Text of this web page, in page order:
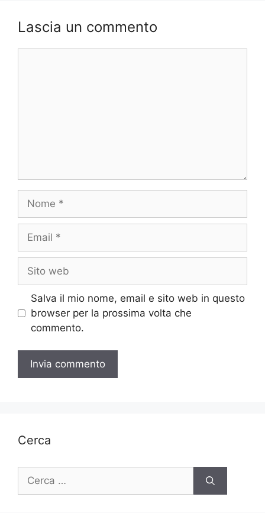
Lascia un commento
web
Salva il mio nome, email e sito web in questo
browser per la prossima volta che
commento.
Cerca
Ricerca